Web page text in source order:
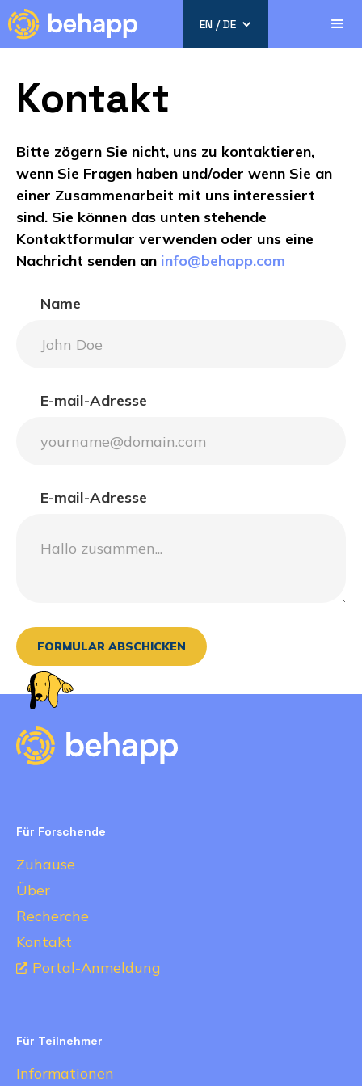
EN / DE
Kontakt
Bitte zögern Sie nicht, uns zu kontaktieren,
wenn Sie Fragen haben und/oder wenn Sie an
einer Zusammenarbeit mit uns interessiert
sind. Sie können das unten stehende
Kontaktformular verwenden oder uns eine
Nachricht senden an info@behapp.com
Name
E-mail-Adresse
E-mail-Adresse
Für Forschende
Zuhause
Über
Recherche
Kontakt
Portal-Anmeldung
Für Teilnehmer
Informationen